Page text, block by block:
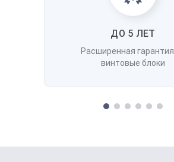
ДО 5 ЛЕТ
Расширенная
винтовые блоки